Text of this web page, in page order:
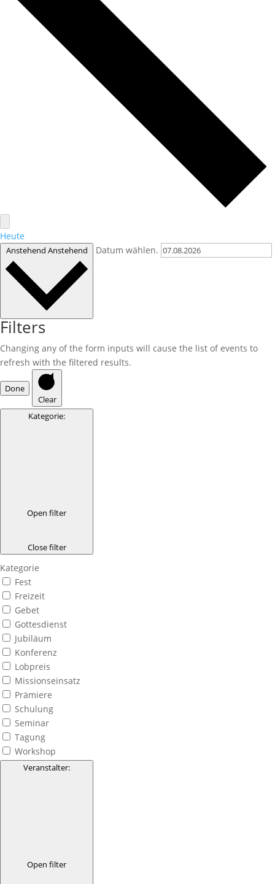
Heute
Anstehend Anstehend Datum wählen.
Filters
Changing any of the form inputs will cause the list of events to
refresh with the filtered results.
Done
Clear
Kategorie:
Open filter
Close filter
Kategorie
Fest
Freizeit
Gebet
Gottesdienst
Jubiläum
Konferenz
Lobpreis
Missionseinsatz
Prämiere
Schulung
Seminar
Tagung
Workshop
Veranstalter:
Open filter